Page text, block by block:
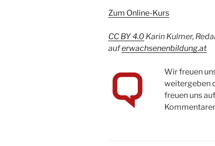
Zum Online-Kurs
CC BY 4.0 Karin Kulmer,
auferwachsenenbildung.at
Wir freuen
weitergeben
freuen uns